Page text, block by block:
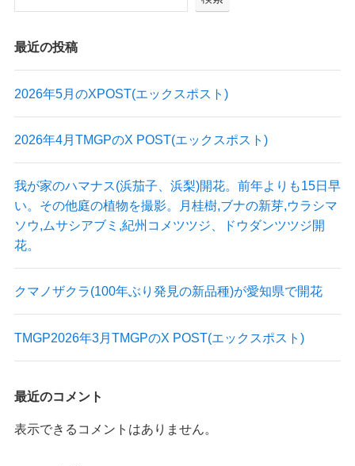
最近の投稿
2026年5月のXPOST(エックスポスト)
2026年4月TMGPのX POST(エックスポスト)
我が家のハマナス(浜茄子、浜梨)開花。前年よりも15日早
い。その他庭の植物を撮影。月桂樹,ブナの新芽,ウラシマ
ソウ,ムサシアブミ,紀州コメツツジ、ドウダンツツジ開
花。
クマノザクラ(100年ぶり発見の新品種)が愛知県で開花
TMGP2026年3月TMGPのX POST(エックスポスト)
最近のコメント
表示できるコメントはありません。